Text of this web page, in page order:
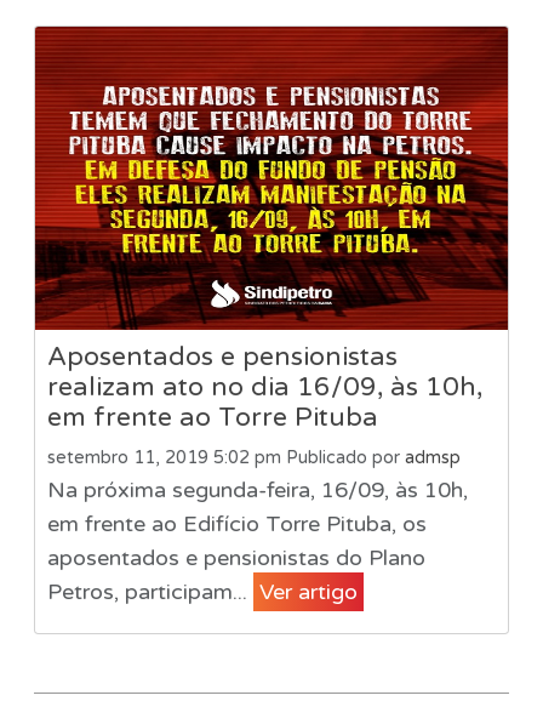
Aposentados e pensionistas
realizam ato no dia 16/09, às 10h,
em frente ao Torre Pituba
setembro 11, 2019 5:02 pm Publicado por admsp
Na próxima segunda-feira, 16/09, às 10h,
em frente ao Edifício Torre Pituba, os
aposentados e pensionistas do Plano
Petros, participam... Ver artigo